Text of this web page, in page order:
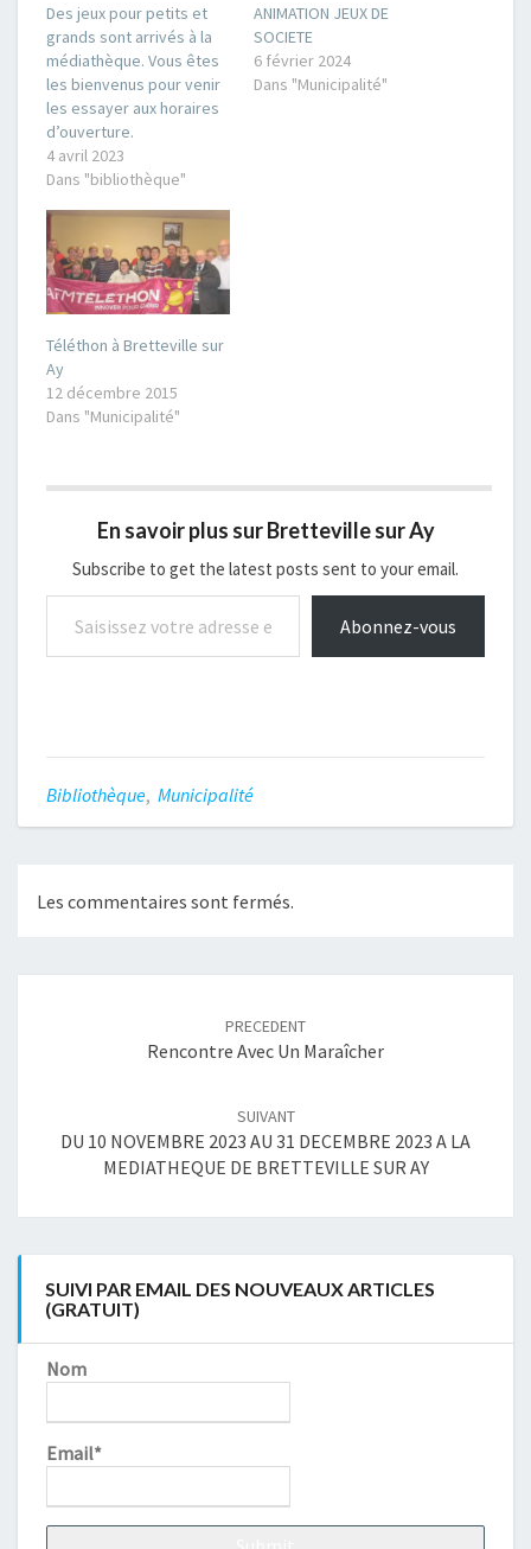
Des jeux pour petits et
grands sont arrivés à la
médiathèque. Vous êtes
les bienvenus pour venir
les essayer aux horaires
d’ouverture.
4 avril 2023
Dans "bibliothèque"
ANIMATION JEUX DE
SOCIETE
6 février 2024
Dans "Municipalité"
Téléthon à Bretteville sur
Ay
12 décembre 2015
Dans "Municipalité"
En savoir plus sur Bretteville sur Ay
Subscribe to get the latest posts sent to your email.
Saisissez votre adresse e-mail…
Abonnez-vous
Bibliothèque, Municipalité
Les commentaires sont fermés.
PRECEDENT
Rencontre Avec Un Maraîcher
SUIVANT
DU 10 NOVEMBRE 2023 AU 31 DECEMBRE 2023 A LA
MEDIATHEQUE DE BRETTEVILLE SUR AY
SUIVI PAR EMAIL DES NOUVEAUX ARTICLES
(GRATUIT)
Nom
Email*